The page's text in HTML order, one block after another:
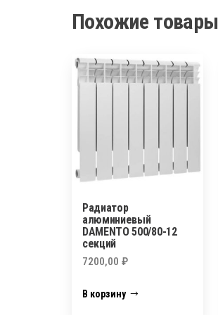
Похожие товары
Радиатор
алюминиевый
DAMENTO 500/80-12
секций
7200,00 ₽
В корзину